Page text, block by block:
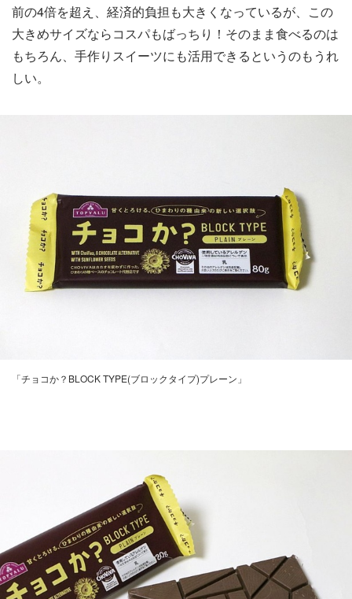
前の4倍を超え、経済的負担も大きくなっているが、この
大きめサイズならコスパもばっちり！そのまま食べるのは
もちろん、手作りスイーツにも活用できるというのもうれ
しい。
「チョコか？BLOCK TYPE(ブロックタイプ)プレーン」